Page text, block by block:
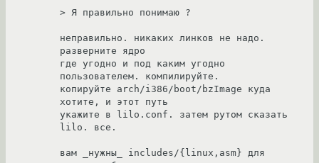
> Я правильно понимаю ?
неправильно. никаких линков не надо.
разверните ядро
где угодно и под каким угодно
пользователем. компилируйте.
копируйте arch/i386/boot/bzImage куда
хотите, и этот путь
укажите в lilo.conf. затем рутом сказать
lilo. все.
вам _нужны_ includes/{linux,asm} для